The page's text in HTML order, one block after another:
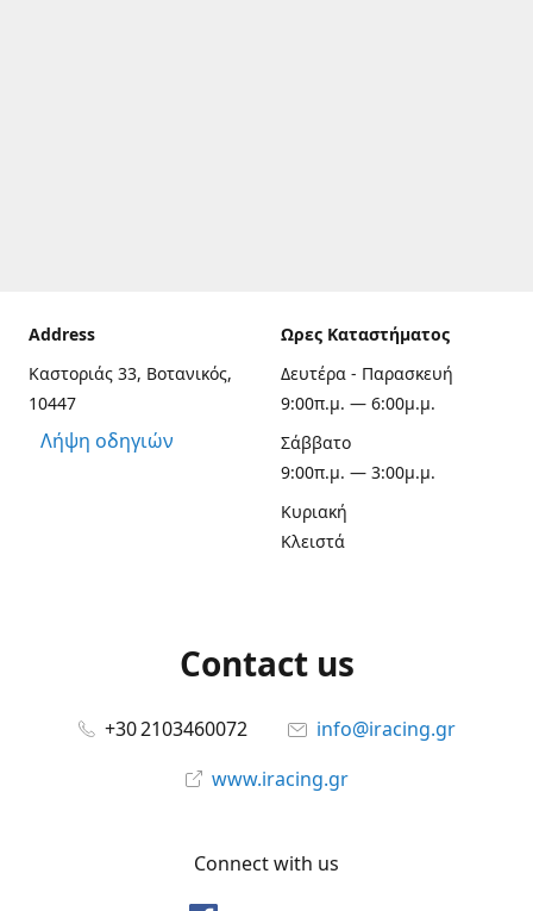
Address
Καστοριάς 33, Βοτανικός,
10447
Λήψη οδηγιών
Ωρες Καταστήματος
Δευτέρα - Παρασκευή
9:00π.μ. — 6:00μ.μ.
Σάββατο
9:00π.μ. — 3:00μ.μ.
Κυριακή
Κλειστά
Contact us
+30 2103460072
info@iracing.gr
www.iracing.gr
Connect with us